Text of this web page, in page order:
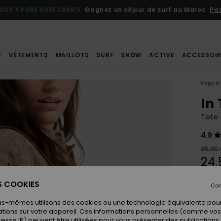
X PURE SURFCAMPS Gagnez un séjour de surf au Maroc
VÊTEMENTS MAILLOTS SURF SNOW ACTIVE
Page
In
Tote
4.9
35,00
COOKIES
mêmes utilisons des cookies ou une technologie équivalente
sur votre appareil. Ces informations personnelles (comme